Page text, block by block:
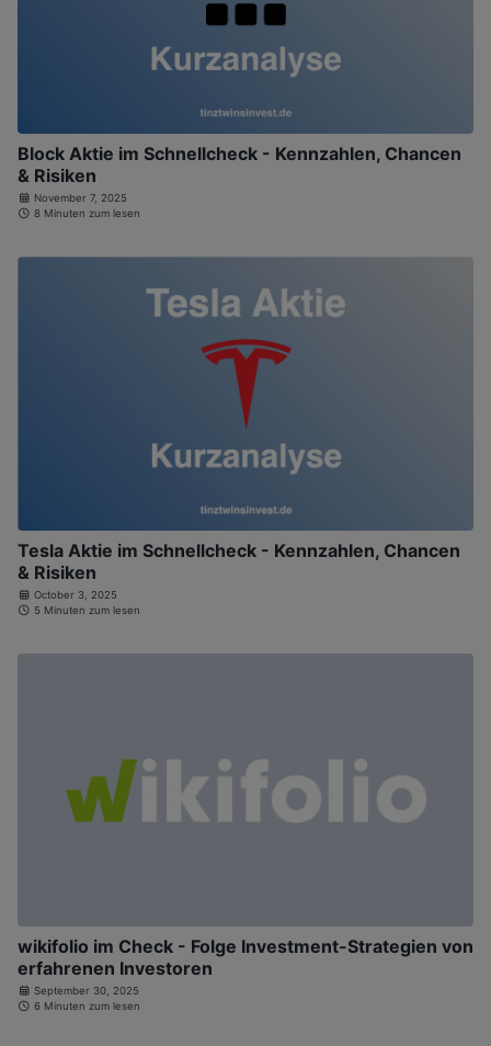
Block Aktie im Schnellcheck - Kennzahlen, Chancen
& Risiken
November 7, 2025
8 Minuten zum lesen
Tesla Aktie im Schnellcheck - Kennzahlen, Chancen
& Risiken
October 3, 2025
5 Minuten zum lesen
wikifolio im Check - Folge Investment-Strategien von
erfahrenen Investoren
September 30, 2025
6 Minuten zum lesen